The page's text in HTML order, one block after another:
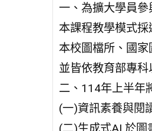
一、為擴大學員
本課程教學模式
本校圖檔所、國
並皆依教育部專科
二、114年上半年
(一)資訊素養與閱
(二)生成式AI 於圖